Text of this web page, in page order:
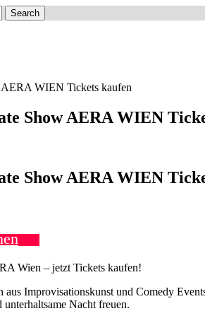
Search
WIEN Tickets kaufen
Show AERA WIEN
Show AERA WIEN
Wien – jetzt Tickets kaufen!
aus Improvisationskunst und Comedy
Nacht freuen.